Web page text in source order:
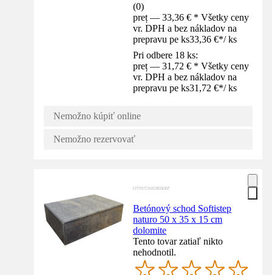
(0)
preț — 33,36 € * Všetky ceny
vr. DPH a bez nákladov na
prepravu pe ks33,36 €*/ ks
Pri odbere 18 ks:
preț — 31,72 € * Všetky ceny
vr. DPH a bez nákladov na
prepravu pe ks31,72 €*/ ks
Nemožno kúpiť online
Nemožno rezervovať
Betónový schod Softistep
naturo 50 x 35 x 15 cm
dolomite
Tento tovar zatiaľ nikto
nehodnotil.